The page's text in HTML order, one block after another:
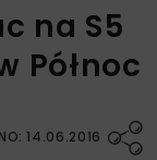
na S5
Północ
14.06.2016